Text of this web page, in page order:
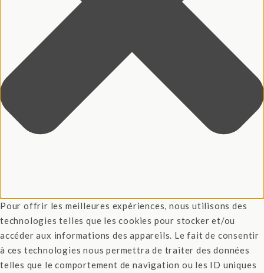
Pour offrir les meilleures expériences, nous utilisons des
technologies telles que les cookies pour stocker et/ou
accéder aux informations des appareils. Le fait de consentir
à ces technologies nous permettra de traiter des données
telles que le comportement de navigation ou les ID uniques